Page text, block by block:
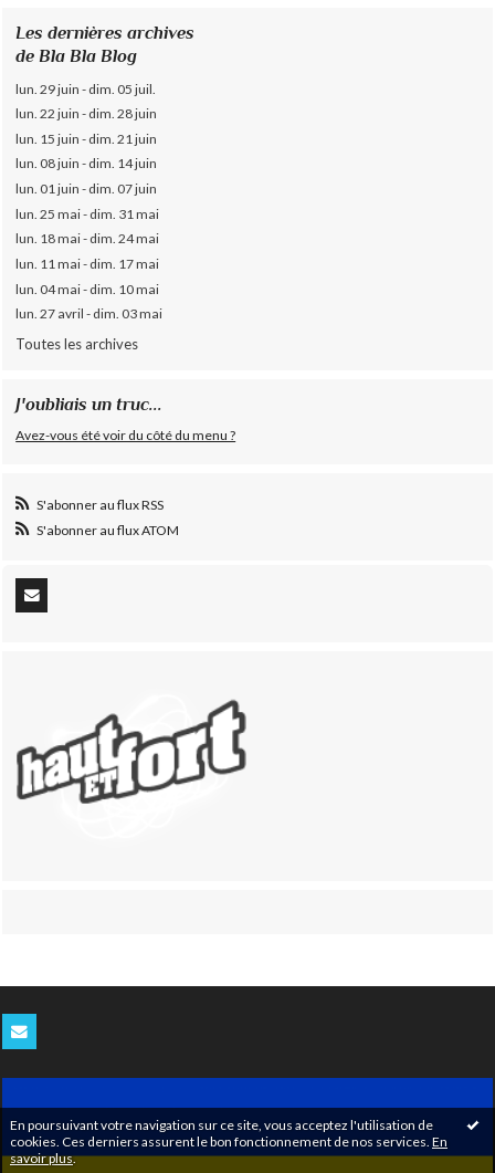
En poursuivant votre navigation sur ce site, vous acceptez l'utilisation de
cookies. Ces derniers assurent le bon fonctionnement de nos services. En
savoir plus.
Les dernières archives
de Bla Bla Blog
lun. 29 juin - dim. 05 juil.
lun. 22 juin - dim. 28 juin
lun. 15 juin - dim. 21 juin
lun. 08 juin - dim. 14 juin
lun. 01 juin - dim. 07 juin
lun. 25 mai - dim. 31 mai
lun. 18 mai - dim. 24 mai
lun. 11 mai - dim. 17 mai
lun. 04 mai - dim. 10 mai
lun. 27 avril - dim. 03 mai
Toutes les archives
J'oubliais un truc...
Avez-vous été voir du côté du menu ?
S'abonner au flux RSS
S'abonner au flux ATOM